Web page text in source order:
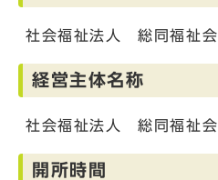
社会福祉法人 総同福祉会
経営主体名称
社会福祉法人 総同福祉会
開所時間